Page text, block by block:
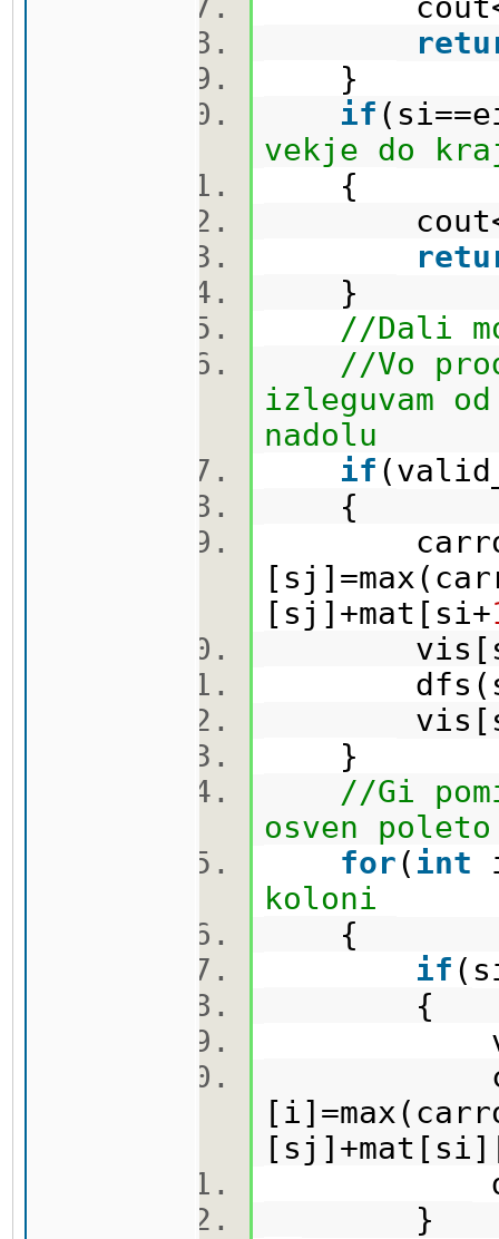
}
if
vekje do
{
}
//Dali
//Vo
izleguvam
nadolu
if
{
[sj]+mat[si+
}
//Gi
osven
for( int
koloni
{
if
{
}